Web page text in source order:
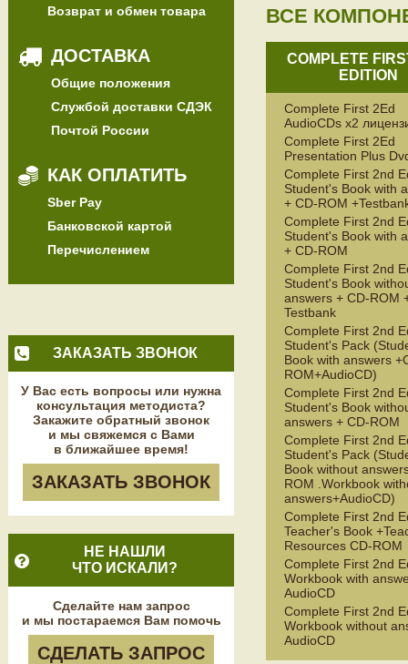
Возврат и обмен товара
ДОСТАВКА
Общие положения
Службой доставки СДЭК
Почтой России
КАК ОПЛАТИТЬ
Sber Pay
Банковской картой
Перечислением
ЗАКАЗАТЬ ЗВОНОК
У Вас есть вопросы или нужна
консультация методиста?
Закажите обратный звонок
и мы свяжемся с Вами
в ближайшее время!
ЗАКАЗАТЬ ЗВОНОК
НЕ НАШЛИ
ЧТО ИСКАЛИ?
Сделайте нам запрос
и мы постараемся Вам помочь
СДЕЛАТЬ ЗАПРОС
ВСЕ
COMPLETE
EDITION
Complete First 2Ed
AudioCDs x2
Complete First 2Ed
Presentation Plus
Complete First 2nd
Student's Book with
+ CD-ROM
Complete First 2nd
Student's Book with
+ CD-ROM
Complete First 2nd
Student's Book
answers + CD-ROM
Testbank
Complete First 2nd
Student's Pack
Book with answers
ROM+AudioCD)
Complete First 2nd
Student's Book
answers + CD-ROM
Complete First 2nd
Student's Pack
Book without
ROM .Workbook
answers+AudioCD)
Complete First 2nd
Teacher's Book
Resources CD-ROM
Complete First 2nd
Workbook with
AudioCD
Complete First 2nd
Workbook without
AudioCD